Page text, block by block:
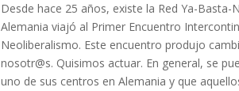
Desde hace 25 años, existe la Red Ya-Basta-
Alemania viajó al Primer Encuentro
Neoliberalismo. Este encuentro produjo
nosotr@s. Quisimos actuar. En general, se
uno de sus centros en Alemania y que